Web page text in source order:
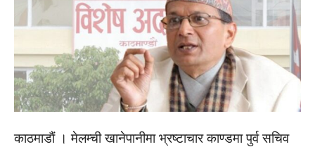
काठमाडाैं । मेलम्ची खानेपानीमा भ्रष्टाचार काण्डमा पुर्व सचिव